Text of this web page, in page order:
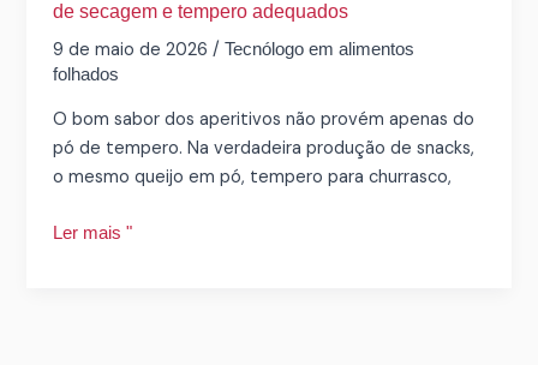
de secagem e tempero adequados
9 de maio de 2026/Tecnólogo em alimentos
folhados
O bom sabor dos aperitivos não provém apenas do
pó de tempero. Na verdadeira produção de snacks,
o mesmo queijo em pó, tempero para churrasco,
Ler mais "